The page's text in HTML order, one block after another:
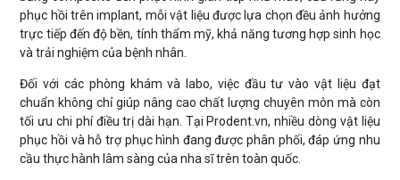
phục hồi trên implant, mỗi vật liệu được lựa chọn đều ảnh hưởng
trực tiếp đến độ bền, tính thẩm mỹ, khả năng tương hợp sinh học
và trải nghiệm của bệnh nhân.
Đối với các phòng khám và labo, việc đầu tư vào vật liệu đạt
chuẩn không chỉ giúp nâng cao chất lượng chuyên môn mà còn
tối ưu chi phí điều trị dài hạn. Tại Prodent.vn, nhiều dòng vật liệu
phục hồi và hỗ trợ phục hình đang được phân phối, đáp ứng nhu
cầu thực hành lâm sàng của nha sĩ trên toàn quốc.